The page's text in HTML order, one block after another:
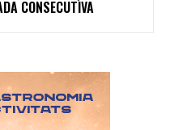
CONSECUTIVA